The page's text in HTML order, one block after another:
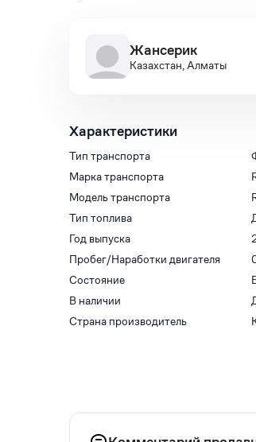
Жансерик
Казахстан, Алматы
Характеристики
Тип транспорта
Марка транспорта
Модель транспорта
Тип топлива
Год выпуска
Пробег/Наработки двигателя
Состояние
В наличии
Страна производитель